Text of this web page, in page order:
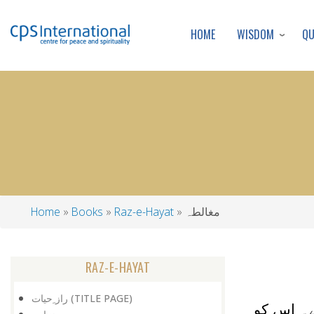
HOME WISDOM
Home Books Raz-e-Hayat مغالطہ
RAZ-E-HAYAT
راز ِحیات (TITLE PAGE)
اس کو